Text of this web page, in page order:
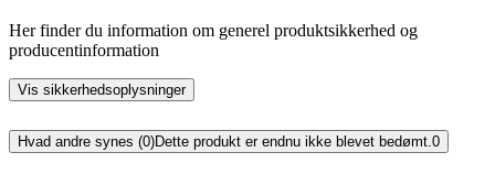
Her finder du information om generel produktsikkerhed og
producentinformation
Vis sikkerhedsoplysninger
Hvad andre synes (0)Dette produkt er endnu ikke blevet bedømt. 0